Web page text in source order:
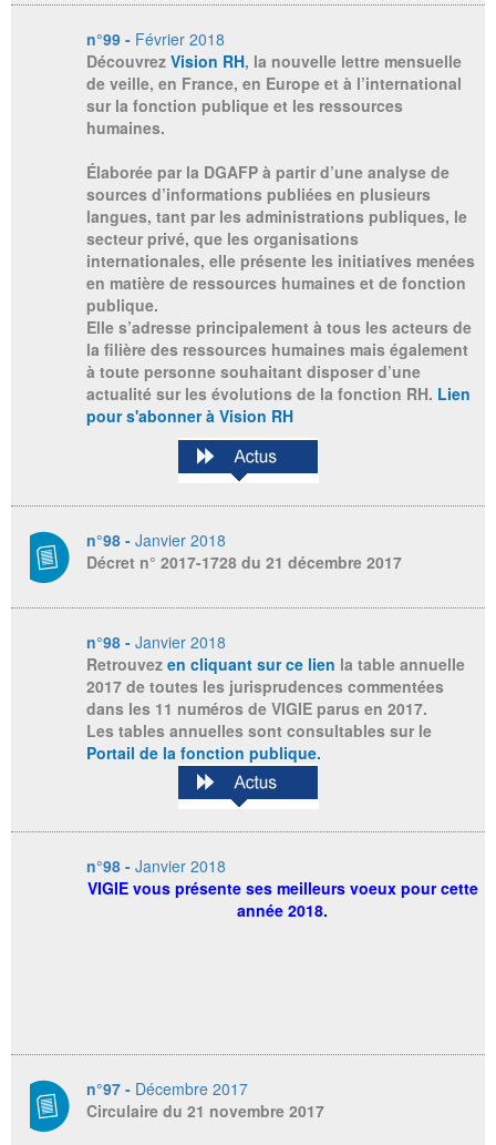
n°99 - Février 2018
Découvrez Vision RH, la nouvelle lettre mensuelle
de veille, en France, en Europe et à l’international
sur la fonction publique et les ressources
humaines.
Élaborée par la DGAFP à partir d’une analyse de
sources d’informations publiées en plusieurs
langues, tant par les administrations publiques, le
secteur privé, que les organisations
internationales, elle présente les initiatives menées
en matière de ressources humaines et de fonction
publique.
Elle s’adresse principalement à tous les acteurs de
la filière des ressources humaines mais également
à toute personne souhaitant disposer d’une
actualité sur les évolutions de la fonction RH. Lien
pour s'abonner à Vision RH
n°98 - Janvier 2018
Décret n° 2017-1728 du 21 décembre 2017
n°98 - Janvier 2018
Retrouvez en cliquant sur ce lien la table annuelle
2017 de toutes les jurisprudences commentées
dans les 11 numéros de VIGIE parus en 2017.
Les tables annuelles sont consultables sur le
Portail de la fonction publique.
n°98 - Janvier 2018
VIGIE vous présente ses meilleurs voeux pour cette
année 2018.
n°97 - Décembre 2017
Circulaire du 21 novembre 2017